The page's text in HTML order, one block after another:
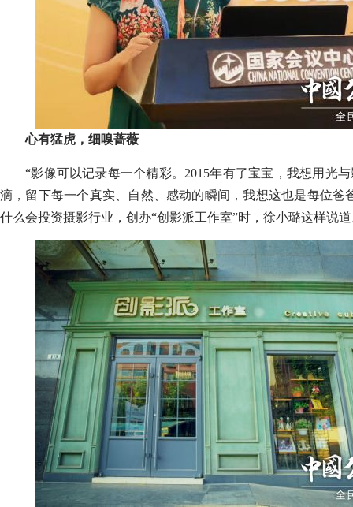
心有猛虎，细嗅蔷薇
“影像可以记录每一个精彩。2015年有了宝宝，我想用光
滴，留下每一个真实、自然、感动的瞬间，我想这也是每位爸
什么会投资摄影行业，创办“创影派工作室”时，徐小璐这样说